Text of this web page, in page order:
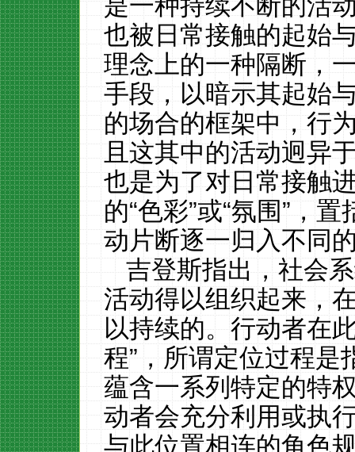
也被日常接触的起始
理念上的一种隔断，
手段，以暗示其起始
的场合的框架中，行
且这其中的活动迥异
也是为了对日常接触
的“色彩”或“氛围”，
动片断逐一归入不同
吉登斯指出，社会
活动得以组织起来，
以持续的。行动者在
程”，所谓定位过程是
蕴含一系列特定的特
动者会充分利用或执
与此位置相连的角色